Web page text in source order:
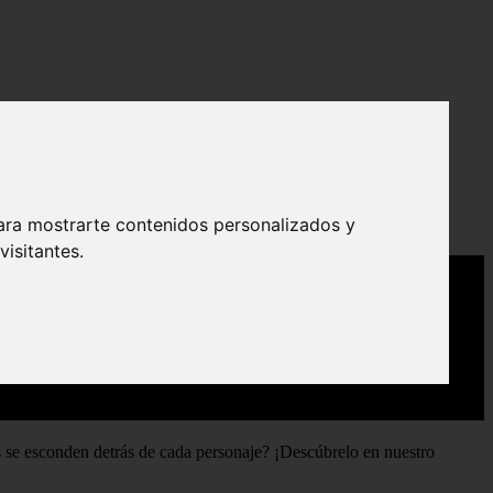
mostrarte contenidos personalizados y
esconden detrás de cada personaje? ¡Descúbrelo en nuestro